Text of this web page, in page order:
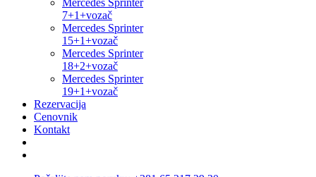
Mercedes Sprinter
7+1+vozač
Mercedes Sprinter
15+1+vozač
Mercedes Sprinter
18+2+vozač
Mercedes Sprinter
19+1+vozač
Rezervacija
Cenovnik
Kontakt